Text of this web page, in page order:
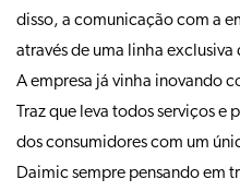
disso, a comunicação com a
através de uma linha
A empresa já vinha inovando
Traz que leva todos serviços
dos consumidores com um
Daimic sempre pensando em